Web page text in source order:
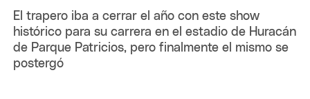
El trapero iba a cerrar el año con este show
histórico para su carrera en el estadio de Huracán
de Parque Patricios, pero finalmente el mismo se
postergó